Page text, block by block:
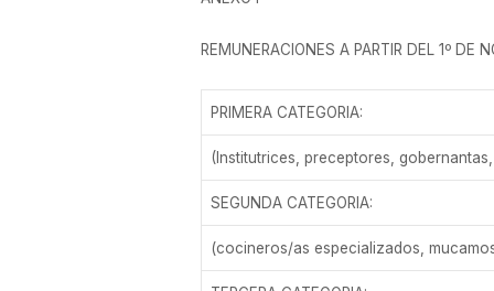
REMUNERACIONES A PARTIR DEL 1º DE
PRIMERA CATEGORIA:
(Institutrices, preceptores,
SEGUNDA CATEGORIA:
(cocineros/as especializados,